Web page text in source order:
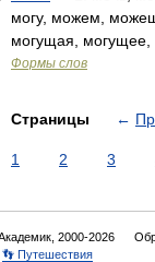
могу, можем,
могущая, могущее,
Формы слов
Страницы ←
1 2 3
2000-2026
👣 Путешествия